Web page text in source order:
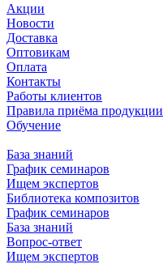
Акции
Новости
Доставка
Оптовикам
Оплата
Контакты
Работы клиентов
Правила приёма продукции
Обучение
База знаний
График семинаров
Ищем экспертов
Библиотека композитов
График семинаров
База знаний
Вопрос-ответ
Ищем экспертов